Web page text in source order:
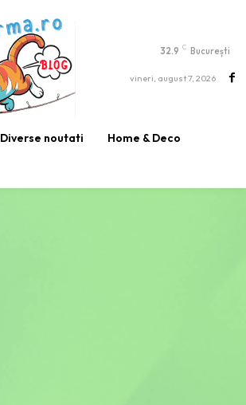
32.9 C București
vineri, august 7, 2026
Diverse noutati Home & Deco